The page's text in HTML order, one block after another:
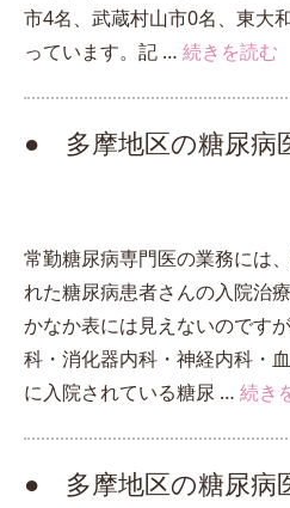
市4名、武蔵村山市0名、東大
っています。記 … 続きを読む
● 多摩地区の糖尿病
常勤糖尿病専門医の業務には
れた糖尿病患者さんの入院治
かなか表には見えないのです
科・消化器内科・神経内科・
に入院されている糖尿 … 続き
● 多摩地区の糖尿病